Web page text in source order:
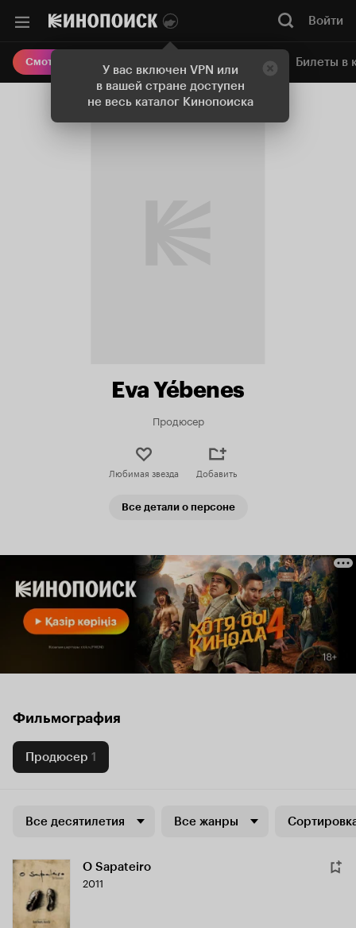
У вас включен VPN или
в вашей стране доступен
не весь каталог Кинопоиска
Войти
Смотреть кино Онлайн-кинотеатр Билеты в
Eva Yébenes
Продюсер
Любимая звезда Добавить
Все детали о персоне
Фильмография
Продюсер 1
Все десятилетия Все жанры
O Sapateiro
2011